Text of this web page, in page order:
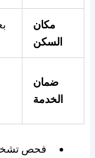
مكان
السكن
ضمان
الخدمة
فحص